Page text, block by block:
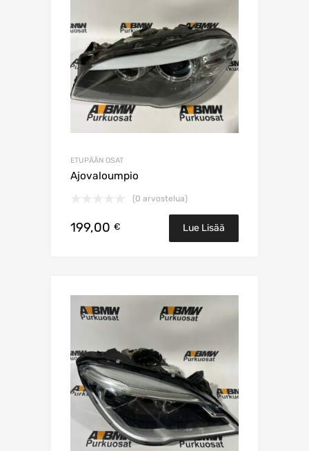
ETUPÄÄN OSAT
Ajovaloumpio
(0 arvostelua)
199,00 € Lue Lisää